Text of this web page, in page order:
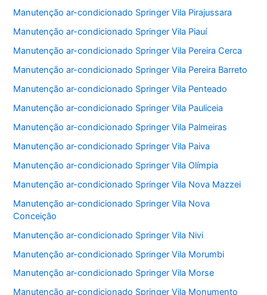
Manutenção ar-condicionado Springer Vila Pirajussara
Manutenção ar-condicionado Springer Vila Piauí
Manutenção ar-condicionado Springer Vila Pereira Cerca
Manutenção ar-condicionado Springer Vila Pereira Barreto
Manutenção ar-condicionado Springer Vila Penteado
Manutenção ar-condicionado Springer Vila Pauliceia
Manutenção ar-condicionado Springer Vila Palmeiras
Manutenção ar-condicionado Springer Vila Paiva
Manutenção ar-condicionado Springer Vila Olímpia
Manutenção ar-condicionado Springer Vila Nova Mazzei
Manutenção ar-condicionado Springer Vila Nova
Conceição
Manutenção ar-condicionado Springer Vila Nivi
Manutenção ar-condicionado Springer Vila Morumbi
Manutenção ar-condicionado Springer Vila Morse
Manutenção ar-condicionado Springer Vila Monumento